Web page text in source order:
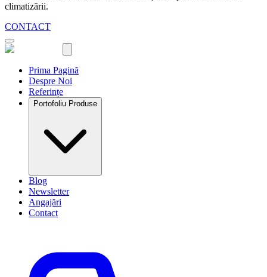
climatizării.
CONTACT
Prima Pagină
Despre Noi
Referințe
Portofoliu Produse
Blog
Newsletter
Angajări
Contact